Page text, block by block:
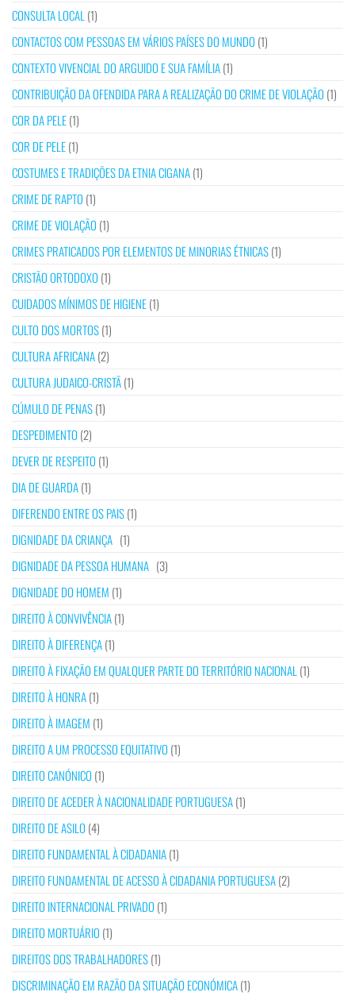
CONSULTA LOCAL (1)
CONTACTOS COM PESSOAS EM VÁRIOS PAÍSES DO MUNDO (1)
CONTEXTO VIVENCIAL DO ARGUIDO E SUA FAMÍLIA(1)
CONTRIBUIÇÃO DA OFENDIDA PARA A REALIZAÇÃO DO CRIME DE VIOLAÇÃO (1)
COR DA PELE(1)
COR DE PELE(1)
COSTUMES E TRADIÇÕES DA ETNIA CIGANA(1)
CRIME DE RAPTO (1)
CRIME DE VIOLAÇÃO (1)
CRIMES PRATICADOS POR ELEMENTOS DE MINORIAS ÉTNICAS(1)
CRISTÃO ORTODOXO (1)
CUIDADOS MÍNIMOS DE HIGIENE(1)
CULTO DOS MORTOS(1)
CULTURA AFRICANA(2)
CULTURA JUDAICO-CRISTÃ(1)
CÚMULO DE PENAS(1)
DESPEDIMENTO (2)
DEVER DE RESPEITO (1)
DIA DE GUARDA(1)
DIFERENDO ENTRE OS PAIS(1)
DIGNIDADE DA CRIANÇA (1)
DIGNIDADE DA PESSOA HUMANA (3)
DIGNIDADE DO HOMEM (1)
DIREITO À CONVIVÊNCIA(1)
DIREITO À DIFERENÇA(1)
DIREITO À FIXAÇÃO EM QUALQUER PARTE DO TERRITÓRIO NACIONAL (1)
DIREITO À HONRA(1)
DIREITO À IMAGEM (1)
DIREITO A UM PROCESSO EQUITATIVO (1)
DIREITO CANÓNICO (1)
DIREITO DE ACEDER À NACIONALIDADE PORTUGUESA(1)
DIREITO DE ASILO (4)
DIREITO FUNDAMENTAL À CIDADANIA(1)
DIREITO FUNDAMENTAL DE ACESSO À CIDADANIA PORTUGUESA(2)
DIREITO INTERNACIONAL PRIVADO (1)
DIREITO MORTUÁRIO (1)
DIREITOS DOS TRABALHADORES(1)
DISCRIMINAÇÃO EM RAZÃO DA SITUAÇÃO ECONÓMICA(1)